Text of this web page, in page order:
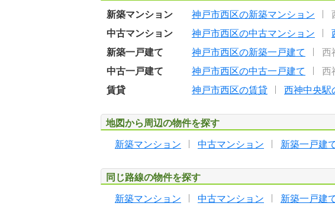
新築マンション 神戸市西区の新築マンション
中古マンション
神戸市西区の中古マンション
新築一戸建て
神戸市西区の新築一戸建て
西
中古一戸建て
神戸市西区の中古一戸建て
西
賃貸
神戸市西区の賃貸 西神中央駅
地図から周辺の物件を探す
新築マンション 中古マンション 新築一戸建
同じ路線の物件を探す
新築マンション 中古マンション 新築一戸建